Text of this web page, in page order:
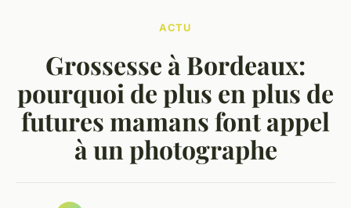
ACTU
Grossesse à Bordeaux:
pourquoi de plus en plus de
futures mamans font appel
à un photographe